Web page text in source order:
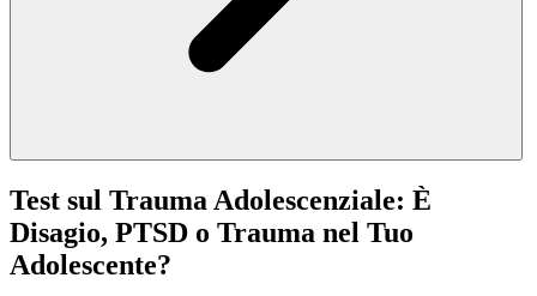
Test sul Trauma Adolescenziale: È
Disagio, PTSD o Trauma nel Tuo
Adolescente?